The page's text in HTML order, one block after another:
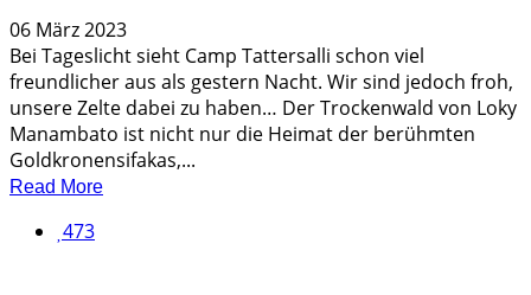
06 März 2023
Bei Tageslicht sieht Camp Tattersalli schon viel
freundlicher aus als gestern Nacht. Wir sind jedoch froh,
unsere Zelte dabei zu haben… Der Trockenwald von Loky
Manambato ist nicht nur die Heimat der berühmten
Goldkronensifakas,...
Read More
473